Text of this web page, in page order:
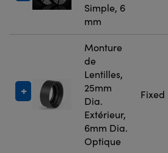
Simple, 6
mm
Monture
de
Lentilles,
25mm
Dia.
Extérieur,
6mm Dia.
Optique
Fixed